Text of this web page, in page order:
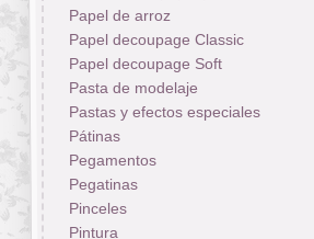
Papel de arroz
Papel decoupage Classic
Papel decoupage Soft
Pasta de modelaje
Pastas y efectos especiales
Pátinas
Pegamentos
Pegatinas
Pinceles
Pintura